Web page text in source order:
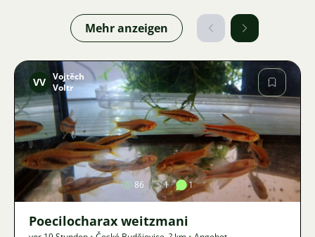
Mehr anzeigen
Bild
VV Vojtěch
Voltr
86 1 1
Poecilocharax weitzmani